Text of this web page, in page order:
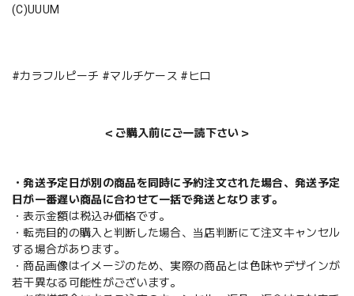
(C)UUUM
#カラフルピーチ #マルチケース #ヒロ
＜ご購入前にご一読下さい＞
・発送予定日が別の商品を同時に予約注文された場合、発送予定
日が一番遅い商品に合わせて一括で発送となります。
・表示金額は税込み価格です。
・転売目的の購入と判断した場合、当店判断にて注文キャンセル
する場合があります。
・商品画像はイメージのため、実際の商品とは色味やデザインが
若干異なる可能性がございます。